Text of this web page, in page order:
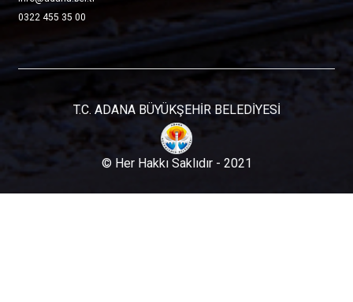
0322 455 35 00
T.C. ADANA BÜYÜKŞEHİR BELEDİYESİ
© Her Hakkı Saklıdır - 2021